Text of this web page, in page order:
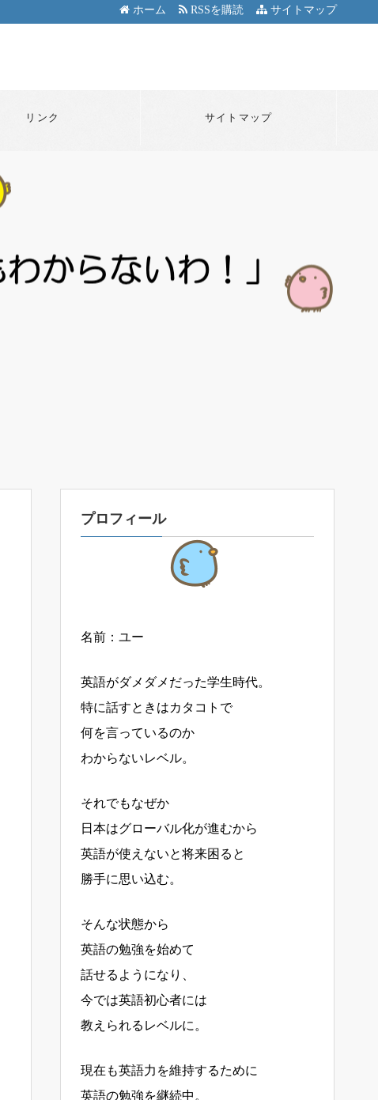
サイトマップ
RSSを購読
ホーム
リンク サイトマップ
プロフィール
名前：ユー
英語がダメダメだった学生時代。
特に話すときはカタコトで
何を言っているのか
わからないレベル。
それでもなぜか
日本はグローバル化が進むから
英語が使えないと将来困ると
勝手に思い込む。
そんな状態から
英語の勉強を始めて
話せるようになり、
今では英語初心者には
教えられるレベルに。
現在も英語力を維持するために
英語の勉強を継続中。